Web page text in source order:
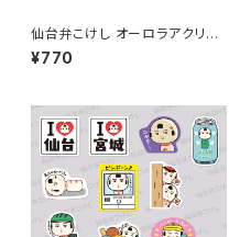
仙台弁こけし オーロラアクリル
キーホルダー(スケート・なるこっ
つぁん)
¥770